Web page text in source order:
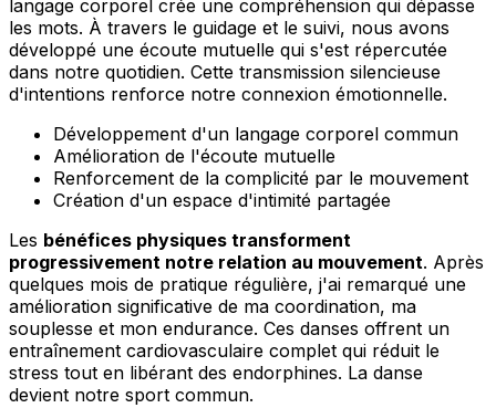
langage corporel crée une compréhension qui dépasse
les mots. À travers le guidage et le suivi, nous avons
développé une écoute mutuelle qui s'est répercutée
dans notre quotidien. Cette transmission silencieuse
d'intentions renforce notre connexion émotionnelle.
Développement d'un langage corporel commun
Amélioration de l'écoute mutuelle
Renforcement de la complicité par le mouvement
Création d'un espace d'intimité partagée
Les bénéfices physiques transforment
progressivement notre relation au mouvement. Après
quelques mois de pratique régulière, j'ai remarqué une
amélioration significative de ma coordination, ma
souplesse et mon endurance. Ces danses offrent un
entraînement cardiovasculaire complet qui réduit le
stress tout en libérant des endorphines. La danse
devient notre sport commun.